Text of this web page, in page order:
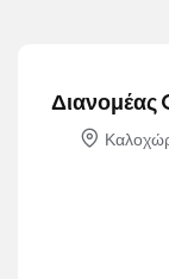
Διανομέας